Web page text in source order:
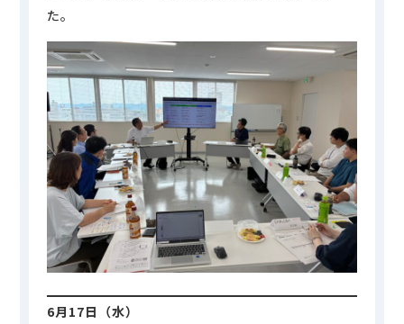
た。
6月17日（水）